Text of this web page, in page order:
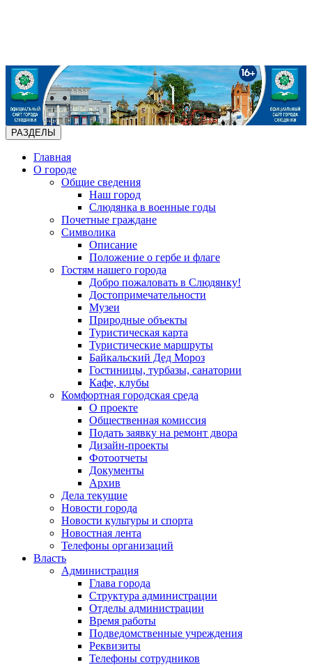
РАЗДЕЛЫ
Главная
О городе
Общие сведения
Наш город
Слюдянка в военные годы
Почетные граждане
Символика
Описание
Положение о гербе и флаге
Гостям нашего города
Добро пожаловать в Слюдянку!
Достопримечательности
Музеи
Природные объекты
Туристическая карта
Туристические маршруты
Байкальский Дед Мороз
Гостиницы, турбазы, санатории
Кафе, клубы
Комфортная городская среда
О проекте
Общественная комиссия
Подать заявку на ремонт двора
Дизайн-проекты
Фотоотчеты
Документы
Архив
Дела текущие
Новости города
Новости культуры и спорта
Новостная лента
Телефоны организаций
Власть
Администрация
Глава города
Структура администрации
Отделы администрации
Время работы
Подведомственные учреждения
Реквизиты
Телефоны сотрудников